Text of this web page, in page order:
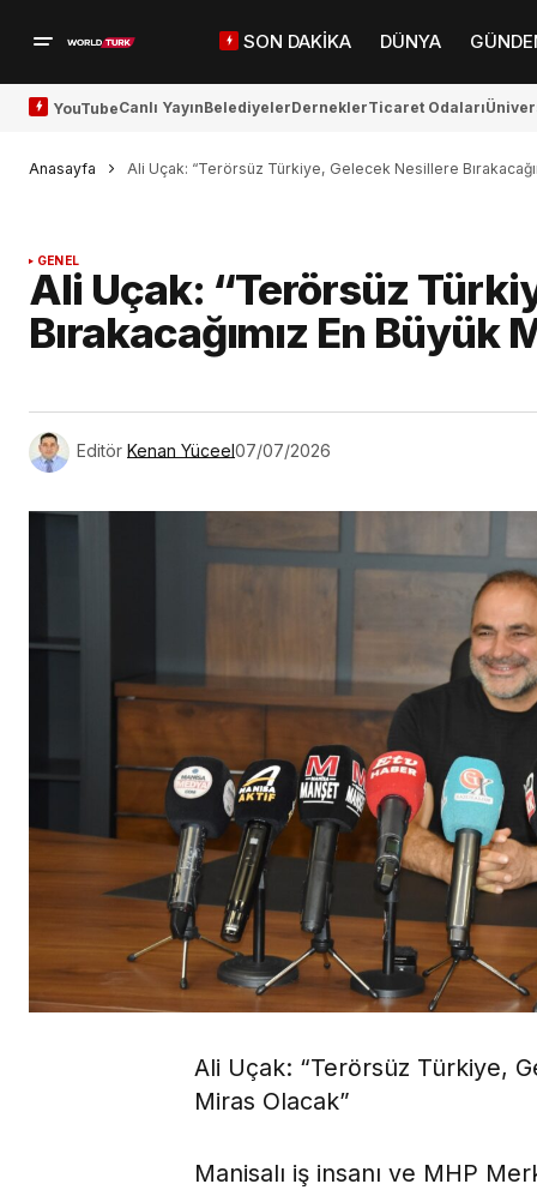
SON DAKİKA DÜNYA
YouTubeCanlı YayınBelediyelerDerneklerTicaret Odaları
Anasayfa Ali Uçak: “Terörsüz Türkiye, Gelecek Nesillere
GENEL
Ali Uçak: “Terörsüz
Bırakacağımız En Büyük
Editör Kenan Yüceel07/07/2026
Ali Uçak: “Terörsüz Türkiye,
Miras Olacak”
Manisalı iş insanı ve MHP